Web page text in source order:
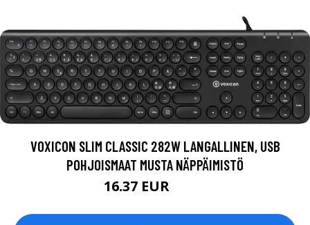
VOXICON SLIM CLASSIC 282W LANGALLINEN, USB
POHJOISMAAT MUSTA NÄPPÄIMISTÖ
16.37 EUR